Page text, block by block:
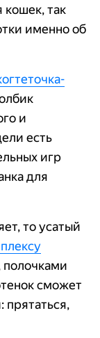
кошек, так
именно об
и
есть
игр
для
то усатый
полочками
сможет
прятаться,